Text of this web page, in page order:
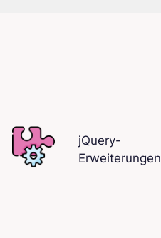
jQuery-
Erweiterungen